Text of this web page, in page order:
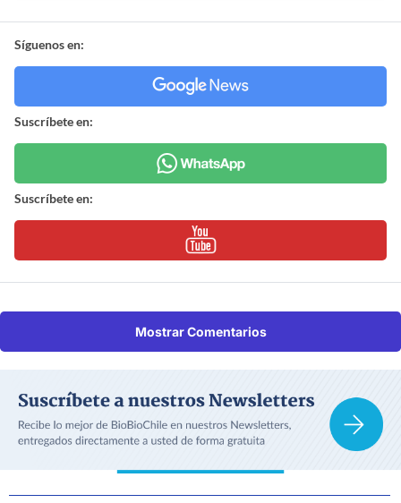
Síguenos en:
Suscríbete en:
Suscríbete en:
Mostrar Comentarios